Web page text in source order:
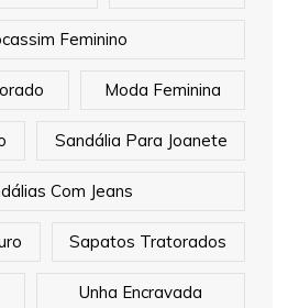
Feminino
Moda Feminina
Sandália Para Joanete
Com Jeans
Sapatos Tratorados
Unha Encravada